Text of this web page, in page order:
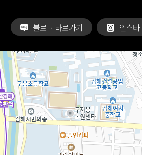
인스
블로그 바로가기